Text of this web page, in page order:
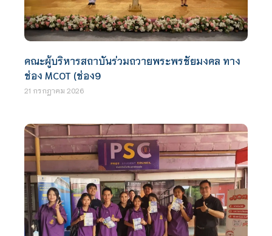
คณะผู้บริหารสถาบันร่วมถวายพระพรชัยมงคล ทาง
ช่อง MCOT (ช่อง9
21 กรกฎาคม 2026